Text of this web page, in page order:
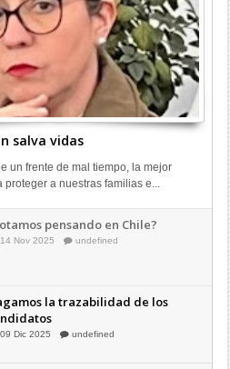
salva vidas
un frente de mal tiempo, la mejor
a nuestras familias e...
pensando en Chile?
14 Nov 2025 undefined
la trazabilidad de los
09 Dic 2025 undefined